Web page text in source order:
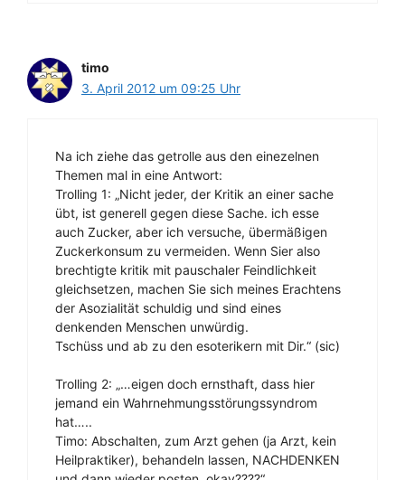
timo
3. April 2012 um 09:25 Uhr
Na ich ziehe das getrolle aus den einezelnen
Themen mal in eine Antwort:
Trolling 1: „Nicht jeder, der Kritik an einer sache
übt, ist generell gegen diese Sache. ich esse
auch Zucker, aber ich versuche, übermäßigen
Zuckerkonsum zu vermeiden. Wenn Sier also
brechtigte kritik mit pauschaler Feindlichkeit
gleichsetzen, machen Sie sich meines Erachtens
der Asozialität schuldig und sind eines
denkenden Menschen unwürdig.
Tschüss und ab zu den esoterikern mit Dir.“ (sic)
Trolling 2: „…eigen doch ernsthaft, dass hier
jemand ein Wahrnehmungsstörungssyndrom
hat…..
Timo: Abschalten, zum Arzt gehen (ja Arzt, kein
Heilpraktiker), behandeln lassen, NACHDENKEN